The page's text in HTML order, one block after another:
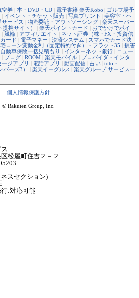
空券 | 本・DVD・CD | 電子書籍 楽天Kobo | ゴルフ場予
| イベント・チケット販売 | 写真プリント | 美容室・ヘ
サービス | 物流委託・アウトソーシング | 楽天スーパー
提携サイト） | 楽天ポイントカード | おでかけでポイ
| 競輪 | アフィリエイト | ネット証券（株・FX・投資信
ード | 電子マネー | 決済システム | スマホでカード決
ローン変動金利（固定特約付き）・フラット35 | 損害
自動車保険一括見積もり | インターネット銀行 | ニュー
| ブログ | ROOM | 楽天モバイル | プロバイダ・インタ
ジアプリ | 電話アプリ | 動画配信 | 占い | toto・
ーズ3） | 楽天イーグルス | 楽天グループ サービス一
個人情報保護方針
© Rakuten Group, Inc.
松屋町住吉２－２
スセクション)
:対応可能